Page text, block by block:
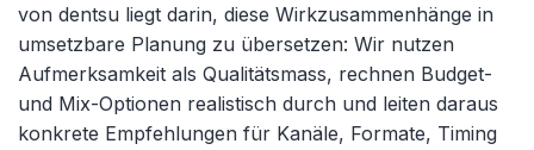
von dentsu liegt darin, diese Wirkzusammenhänge in
umsetzbare Planung zu übersetzen: Wir nutzen
Aufmerksamkeit als Qualitätsmass, rechnen Budget-
und Mix-Optionen realistisch durch und leiten daraus
konkrete Empfehlungen für Kanäle, Formate, Timing